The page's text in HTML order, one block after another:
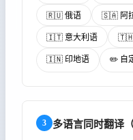
🇷🇺 俄语 🇸🇦 阿
🇮🇹 意大利语 🇹🇭
🇮🇳 印地语 ✏️ 自
3 多语言同时翻译（